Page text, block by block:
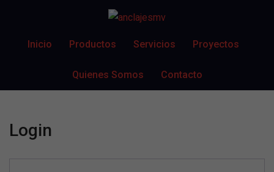
Inicio Productos Servicios Proyectos
Quienes Somos Contacto
Login